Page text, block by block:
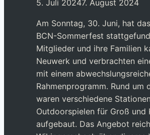
5. Juli 20247. August 2024
Am Sonntag, 30. Juni, hat
BCN-Sommerfest
Mitglieder und ihre Familien
Neuwerk und verbrachten
mit einem
Rahmenprogramm. Rund um
waren verschiedene
Outdoorspielen für Groß und
aufgebaut. Das Angebot